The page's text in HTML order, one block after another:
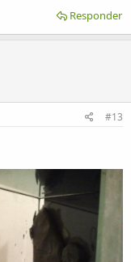
Responder
#13